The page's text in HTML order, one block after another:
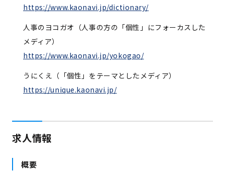
https://www.kaonavi.jp/dictionary/
人事のヨコガオ（人事の方の「個性」にフォーカスした
メディア）
https://www.kaonavi.jp/yokogao/
うにくえ（「個性」をテーマとしたメディア）
https://unique.kaonavi.jp/
求人情報
概要